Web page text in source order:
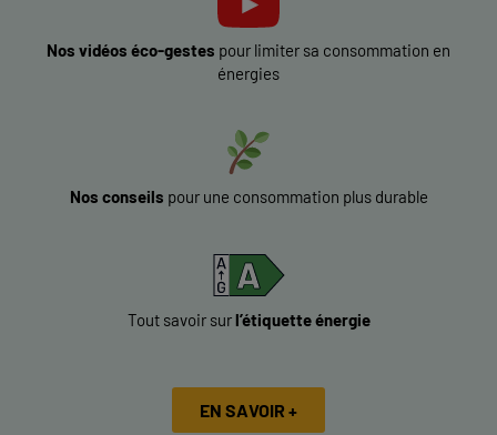
Nos vidéos éco-gestes pour limiter sa consommation en
énergies
Nos conseils pour une consommation plus durable
Tout savoir surl’étiquette énergie
EN SAVOIR +